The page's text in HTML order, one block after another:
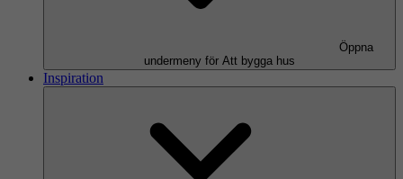
Öppna
undermeny för Att bygga hus
Inspiration